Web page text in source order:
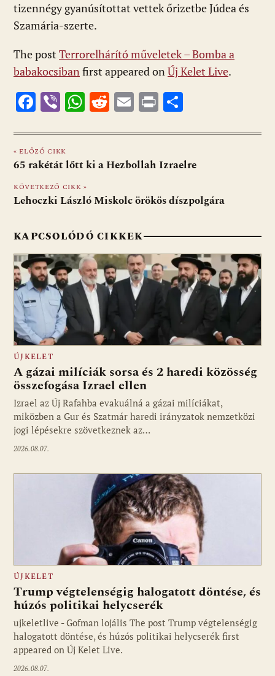
tizennégy gyanúsítottat vettek őrizetbe Júdea és
Szamária-szerte.
The post Terrorelhárító műveletek – Bomba a
babakocsibanfirst appeared onÚj Kelet Live.
F
e
b
o
o
Vi
er
W
at
s
A
p
R
d
di
E
ai
l
Pr
t za
m
g
« ELŐZŐ CIKK
65 rakétát lőtt ki a Hezbollah Izraelre
KÖVETKEZŐ CIKK »
Lehoczki László Miskolc örökös díszpolgára
KAPCSOLÓDÓ CIKKEK
ÚJKELET
A gázai milíciák sorsa és 2 haredi közösség
összefogása Izrael ellen
Izrael az Új Rafahba evakuálná a gázai milíciákat,
miközben a Gur és Szatmár haredi irányzatok nemzetközi
jogi lépésekre szövetkeznek az…
2026.08.07.
Fotó: ujkelet.live
ÚJKELET
Trump végtelenségig halogatott döntése, és
húzós politikai helycserék
ujkeletlive - Gofman lojális The post Trump végtelenségig
halogatott döntése, és húzós politikai helycserék first
appeared on Új Kelet Live.
2026.08.07.